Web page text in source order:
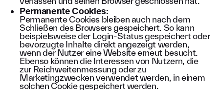
Permanente Cookies:
Permanente Cookies bleiben auch nach dem
Schließen des Browsers gespeichert. So kann
beispielsweise der Login-Status gespeichert oder
bevorzugte Inhalte direkt angezeigt werden,
wenn der Nutzer eine Website erneut besucht.
Ebenso können die Interessen von Nutzern, die
zur Reichweitenmessung oder zu
Marketingzwecken verwendet werden, in einem
solchen Cookie gespeichert werden.